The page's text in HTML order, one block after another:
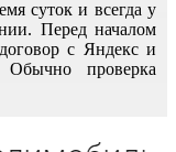
суток и всегда у
Перед началом
с Яндекс и
Обычно проверка